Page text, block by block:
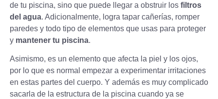
de tu piscina, sino que puede llegar a obstruir los filtros
del agua. Adicionalmente, logra tapar cañerías, romper
paredes y todo tipo de elementos que usas para proteger
y mantener tu piscina.
Asimismo, es un elemento que afecta la piel y los ojos,
por lo que es normal empezar a experimentar irritaciones
en estas partes del cuerpo. Y además es muy complicado
sacarla de la estructura de la piscina cuando ya se